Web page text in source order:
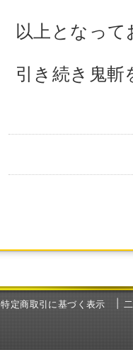
以上となっ
引き続き鬼
特定商取引に基づく表示